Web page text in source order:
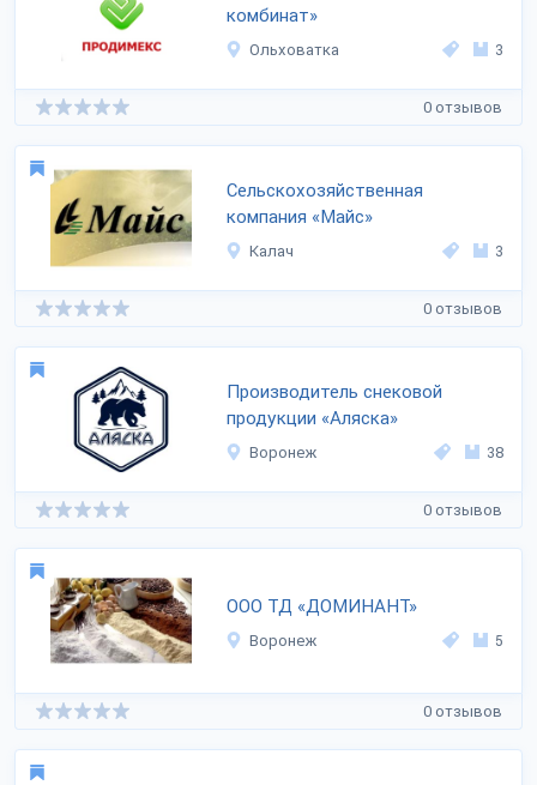
комбинат»
Ольховатка 3
0 отзывов
Сельскохозяйственная
компания «Майс»
Калач 3
0 отзывов
Производитель снековой
продукции «Аляска»
Воронеж 38
0 отзывов
ООО ТД «ДОМИНАНТ»
Воронеж 5
0 отзывов